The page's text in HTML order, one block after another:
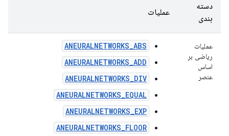
دسته
بندی
عملیات
عملیات
ریاضی بر
اساس
عنصر
ANEURALNETWORKS_ABS
ANEURALNETWORKS_ADD
ANEURALNETWORKS_DIV
ANEURALNETWORKS_EQUAL
ANEURALNETWORKS_EXP
ANEURALNETWORKS_FLOOR